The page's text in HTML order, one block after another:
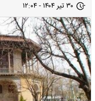
۳۰ تیر ۱۴۰۴ - ۱۲:۰۴